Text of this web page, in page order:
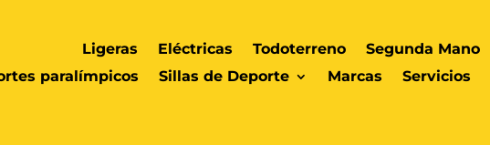
Ligeras Eléctricas Todoterreno Segunda Mano
paralímpicos
Sillas de Deporte Marcas Servicios